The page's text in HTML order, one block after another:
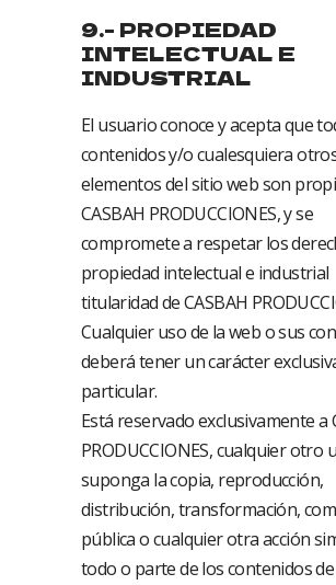
9.- PROPIEDAD
INTELECTUAL E
INDUSTRIAL
El usuario conoce y acepta que
contenidos y/o cualesquiera
elementos del sitio web son
CASBAH PRODUCCIONES, y se
compromete a respetar los
propiedad intelectual e industrial
titularidad de CASBAH
Cualquier uso de la web o sus
deberá tener un carácter
particular.
Está reservado exclusivamente a
PRODUCCIONES, cualquier otro
suponga la copia, reproducción,
distribución, transformación,
pública o cualquier otra acción
todo o parte de los contenidos